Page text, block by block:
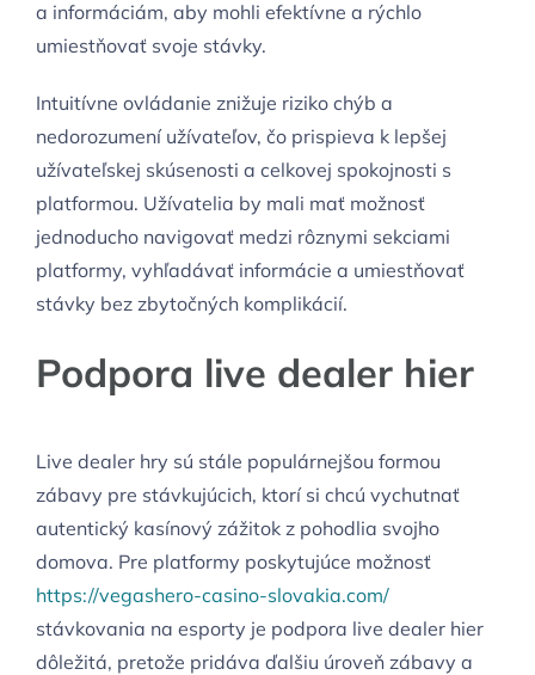
a informáciám, aby mohli efektívne a rýchlo
umiestňovať svoje stávky.
Intuitívne ovládanie znižuje riziko chýb a
nedorozumení užívateľov, čo prispieva k lepšej
užívateľskej skúsenosti a celkovej spokojnosti s
platformou. Užívatelia by mali mať možnosť
jednoducho navigovať medzi rôznymi sekciami
platformy, vyhľadávať informácie a umiestňovať
stávky bez zbytočných komplikácií.
Podpora live dealer hier
Live dealer hry sú stále populárnejšou formou
zábavy pre stávkujúcich, ktorí si chcú vychutnať
autentický kasínový zážitok z pohodlia svojho
domova. Pre platformy poskytujúce možnosť
https://vegashero-casino-slovakia.com/
stávkovania na esporty je podpora live dealer hier
dôležitá, pretože pridáva ďalšiu úroveň zábavy a